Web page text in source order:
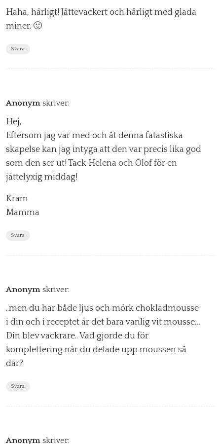
Haha, härligt! Jättevackert och härligt med glada
miner. 🙂
Svara
Anonym skriver:
Hej,
Eftersom jag var med och åt denna fatastiska
skapelse kan jag intyga att den var precis lika god
som den ser ut! Tack Helena och Olof för en
jättelyxig middag!
Kram
Mamma
Svara
Anonym skriver:
..men du har både ljus och mörk chokladmousse
i din och i receptet är det bara vanlig vit mousse…
Din blev vackrare.. Vad gjorde du för
komplettering när du delade upp moussen så
där?
Svara
Anonym skriver: